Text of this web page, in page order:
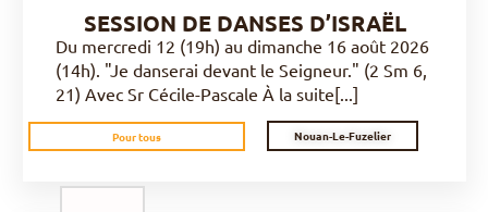
SESSION DE DANSES D’ISRAËL
Du mercredi 12 (19h) au dimanche 16 août 2026
(14h). "Je danserai devant le Seigneur." (2 Sm 6,
21) Avec Sr Cécile-Pascale À la suite[...]
Pour tous Nouan-Le-Fuzelier